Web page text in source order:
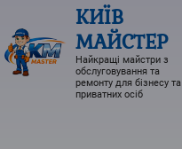
КИЇВ
МАЙСТЕР
Найкращі майстри з
обслуговування та
ремонту для бізнесу та
приватних осіб